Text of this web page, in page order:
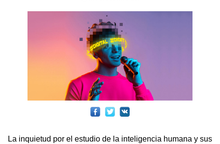
La inquietud por el estudio de la inteligencia humana y sus